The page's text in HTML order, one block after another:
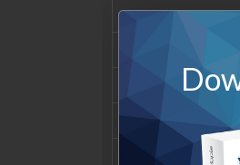
Produits
Support et Ressources
Entreprise